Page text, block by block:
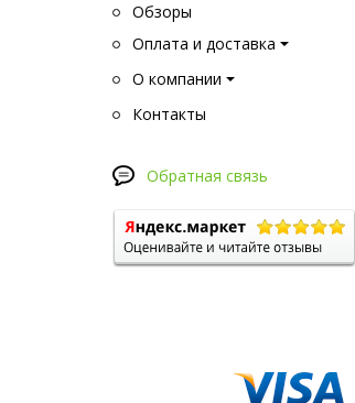
Обзоры
Оплата и доставка
О компании
Контакты
Обратная связь